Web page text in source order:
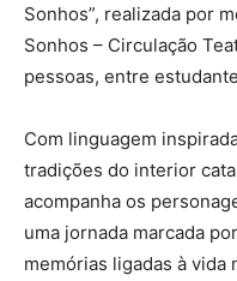
Sonhos”, realizada por
Sonhos – Circulação
pessoas, entre
Com linguagem
tradições do interior
acompanha os
uma jornada marcada
memórias ligadas à vida